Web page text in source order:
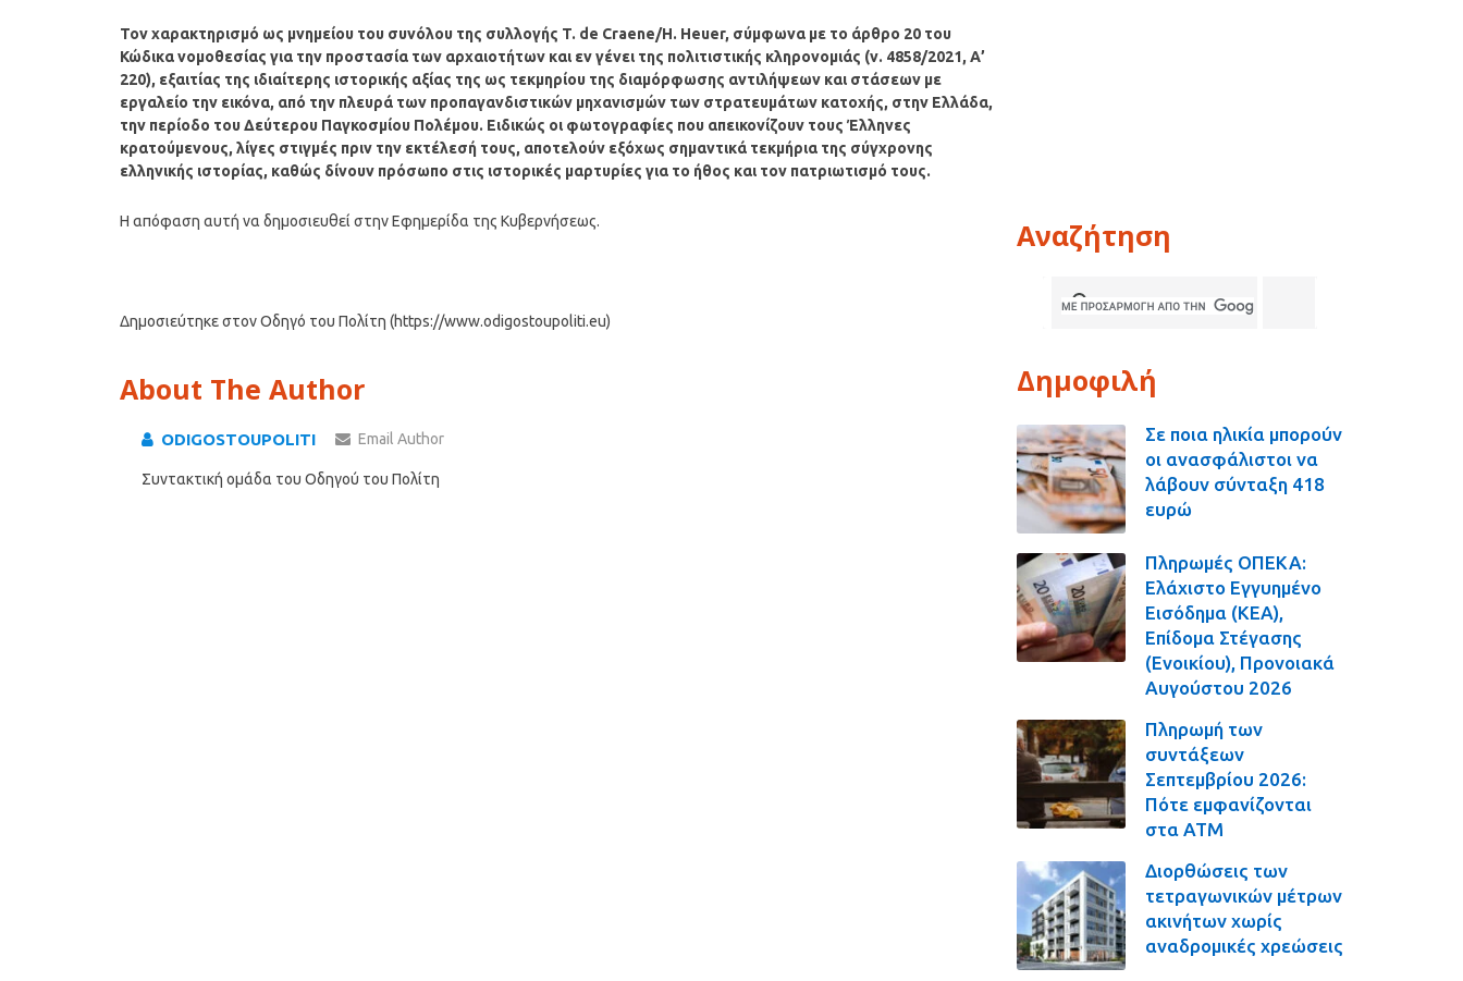
Τον χαρακτηρισμό ως μνημείου του συνόλου της συλλογής T. de Craene/H. Heuer, σύμφωνα με το άρθρο 20 του
Κώδικα νομοθεσίας για την προστασία των αρχαιοτήτων και εν γένει της πολιτιστικής κληρονομιάς (ν. 4858/2021, Α’
220), εξαιτίας της ιδιαίτερης ιστορικής αξίας της ως τεκμηρίου της διαμόρφωσης αντιλήψεων και στάσεων με
εργαλείο την εικόνα, από την πλευρά των προπαγανδιστικών μηχανισμών των στρατευμάτων κατοχής, στην Ελλάδα,
την περίοδο του Δεύτερου Παγκοσμίου Πολέμου. Ειδικώς οι φωτογραφίες που απεικονίζουν τους Έλληνες
κρατούμενους, λίγες στιγμές πριν την εκτέλεσή τους, αποτελούν εξόχως σημαντικά τεκμήρια της σύγχρονης
ελληνικής ιστορίας, καθώς δίνουν πρόσωπο στις ιστορικές μαρτυρίες για το ήθος και τον πατριωτισμό τους.
Η απόφαση αυτή να δημοσιευθεί στην Εφημερίδα της Κυβερνήσεως.
Δημοσιεύτηκε στον Οδηγό του Πολίτη (https://www.odigostoupoliti.eu)
About The Author
ODIGOSTOUPOLITI Email Author
Συντακτική ομάδα του Οδηγού του Πολίτη
Αναζήτηση
Δημοφιλή
Σε ποια ηλικία μπορούν
οι ανασφάλιστοι να
λάβουν σύνταξη 418
ευρώ
Πληρωμές ΟΠΕΚΑ:
Ελάχιστο Εγγυημένο
Εισόδημα (ΚΕΑ),
Επίδομα Στέγασης
(Ενοικίου), Προνοιακά
Αυγούστου 2026
Πληρωμή των
συντάξεων
Σεπτεμβρίου 2026:
Πότε εμφανίζονται
στα ΑΤΜ
Διορθώσεις των
τετραγωνικών μέτρων
ακινήτων χωρίς
αναδρομικές χρεώσεις